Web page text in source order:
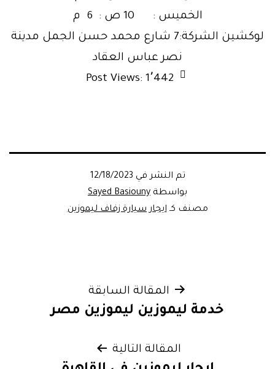
الخميس : 10 ص : 6 م
لوكشين الشركة:7 شارع محمد حسن الجمل مدينة
نصر عباس العقاد
Post Views: 1٬442
تم النشر في 12/18/2023
بواسطة Sayed Basiouny
مصنف كـايجار سيارة زفاف ليموزين
المقالة السابقة
خدمة ليموزين ليموزين مصر
المقالة التالية